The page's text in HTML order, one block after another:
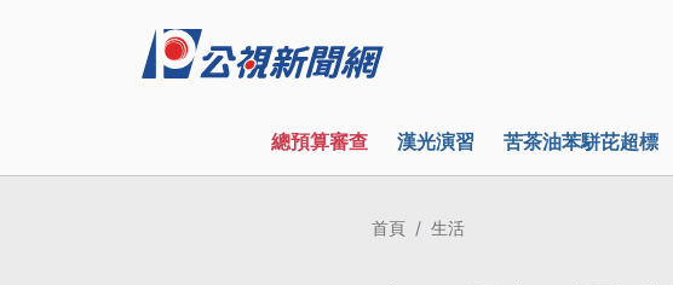
總預算審查 漢光演習 苦茶油苯駢芘超標
首頁 生活